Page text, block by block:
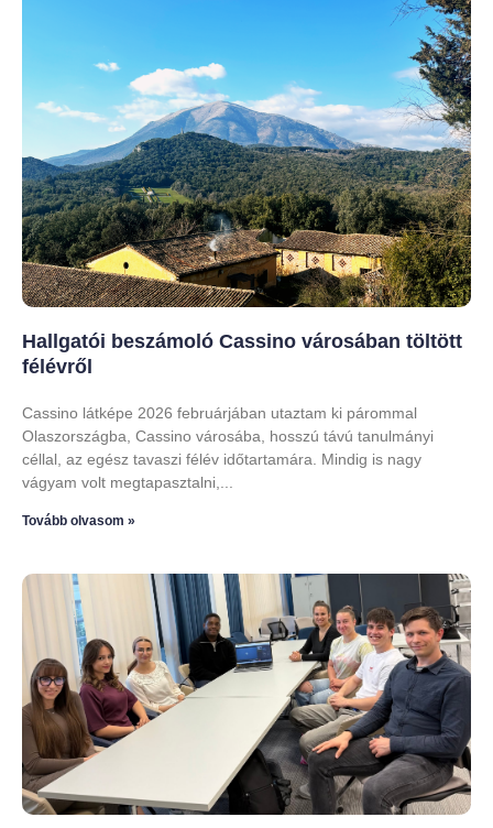
Hallgatói beszámoló Cassino városában töltött
félévről
Cassino látképe 2026 februárjában utaztam ki párommal
Olaszországba, Cassino városába, hosszú távú tanulmányi
céllal, az egész tavaszi félév időtartamára. Mindig is nagy
vágyam volt megtapasztalni,
Tovább olvasom »